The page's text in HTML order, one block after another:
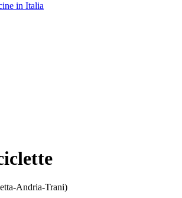
in Italia
Andria-Trani)